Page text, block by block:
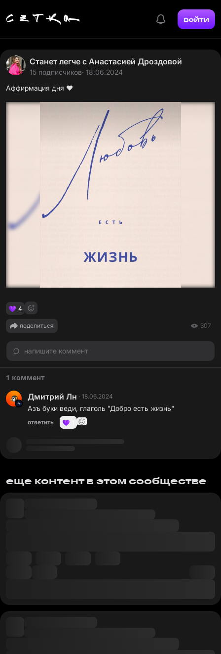
войти
Станет легче с Анастасией Дроздовой
15 подписчиков· 18.06.2024
Аффирмация дня ❤️
4
поделиться 307
напишите коммент
1 коммент
Дмитрий Лн · 18.06.2024
Азъ буки веди, глаголь "Добро есть жизнь"
ответить
еще контент в этом сообществе